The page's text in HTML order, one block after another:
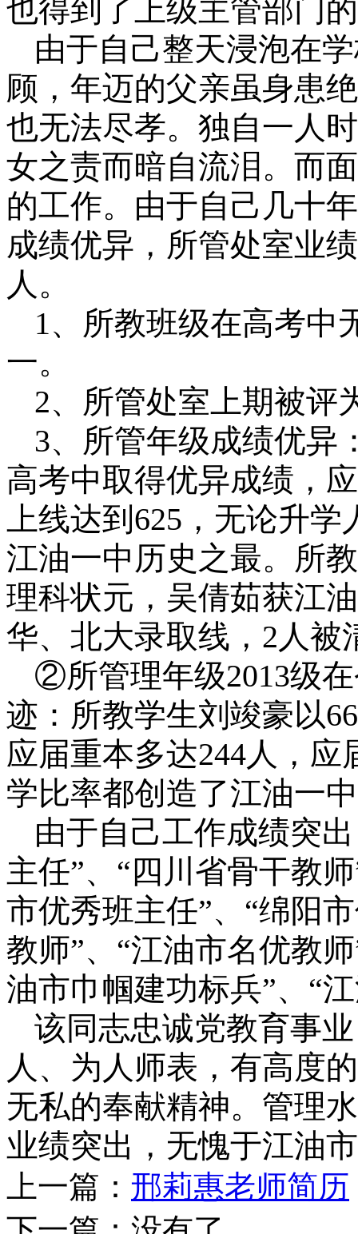
也得到了上级主管部门
由于自己整天浸泡在
顾，年迈的父亲虽身患
也无法尽孝。独自一人
女之责而暗自流泪。而
的工作。由于自己几十
成绩优异，所管处室业
人。
1、所教班级在高考中
一。
2、所管处室上期被评
3、所管年级成绩优
高考中取得优异成绩，
上线达到 625 ，无论升
江油一中历史之最。所
理科状元，吴倩茹获江
华、北大录取线， 2 人被
②所管理年级2013级
迹：所教学生刘竣豪以
应届重本多达244人，应
学比率都创造了江油一
由于自己工作成绩突
主任”、“四川省骨干教
市优秀班主任”、“绵阳
教师”、“江油市名优教
油市巾帼建功标兵”、“
该同志忠诚党教育事
人、为人师表，有高度
无私的奉献精神。管理
业绩突出，无愧于江油
上一篇： 邢莉惠老师简历